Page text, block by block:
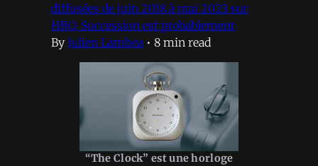
diffusées de juin 2018 à mai 2023 sur
HBO, Succession est probablement
By Julien Lambea • 8 min read
“The Clock” est une horloge